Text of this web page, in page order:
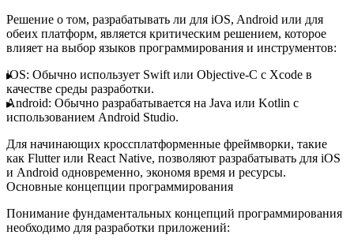
Решение о том, разрабатывать ли для iOS, Android или для
обеих платформ, является критическим решением, которое
влияет на выбор языков программирования и инструментов:
iOS: Обычно использует Swift или Objective-C с Xcode в
качестве среды разработки.
Android: Обычно разрабатывается на Java или Kotlin с
использованием Android Studio.
Для начинающих кроссплатформенные фреймворки, такие
как Flutterили React Native, позволяют разрабатывать для iOS
и Android одновременно, экономя время и ресурсы.
Основные концепции программирования
Понимание фундаментальных концепций программирования
необходимо для разработки приложений: